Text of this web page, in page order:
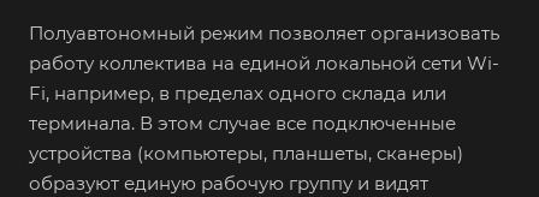
Полуавтономный режим позволяет организовать
работу коллектива на единой локальной сети Wi-
Fi, например, в пределах одного склада или
терминала. В этом случае все подключенные
устройства (компьютеры, планшеты, сканеры)
образуют единую рабочую группу и видят